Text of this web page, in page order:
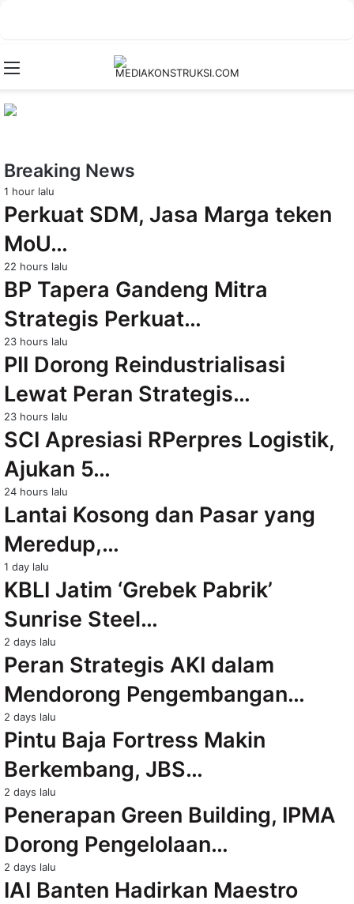
Breaking News
1 hour lalu
Perkuat SDM, Jasa Marga teken
MoU…
22 hours lalu
BP Tapera Gandeng Mitra
Strategis Perkuat…
23 hours lalu
PII Dorong Reindustrialisasi
Lewat Peran Strategis…
23 hours lalu
SCI Apresiasi RPerpres Logistik,
Ajukan 5…
24 hours lalu
Lantai Kosong dan Pasar yang
Meredup,…
1 day lalu
KBLI Jatim ‘Grebek Pabrik’
Sunrise Steel…
2 days lalu
Peran Strategis AKI dalam
Mendorong Pengembangan…
2 days lalu
Pintu Baja Fortress Makin
Berkembang, JBS…
2 days lalu
Penerapan Green Building, IPMA
Dorong Pengelolaan…
2 days lalu
IAI Banten Hadirkan Maestro